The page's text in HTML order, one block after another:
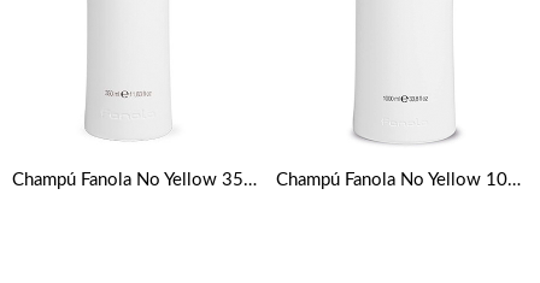
Champú Fanola No Yellow 350ml Champú Fanola No Yellow 1000ml